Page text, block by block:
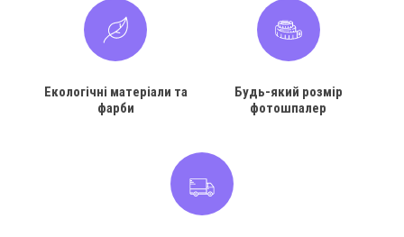
Екологічні матеріали та
фарби
Будь-який розмір
фотошпалер